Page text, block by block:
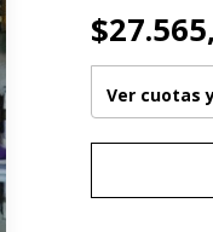
Ver cuotas